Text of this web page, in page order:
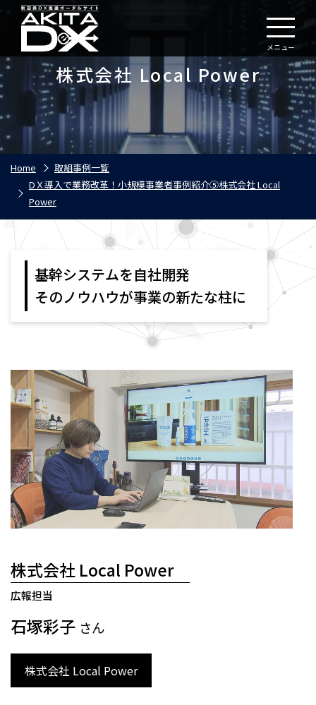
メニュー
株式会社 Local Power
Home
取組事例一覧
DＸ導入で業務改革！小規模事業者事例紹介⑤株式会社 Local
Power
基幹システムを自社開発
そのノウハウが事業の新たな柱に
株式会社 Local Power
広報担当
石塚彩子 さん
株式会社 Local Power